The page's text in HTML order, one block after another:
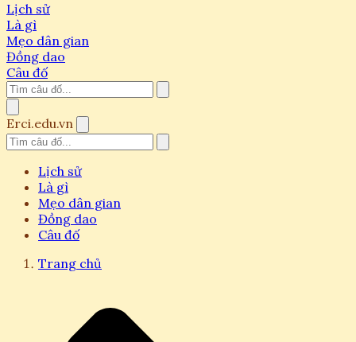
Lịch sử
Là gì
Mẹo dân gian
Đồng dao
Câu đố
Erci.edu.vn
Lịch sử
Là gì
Mẹo dân gian
Đồng dao
Câu đố
Trang chủ